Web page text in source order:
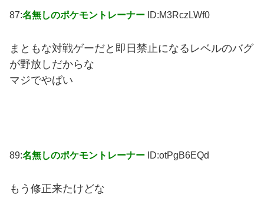
87:名無しのポケモントレーナー ID:M3RczLWf0
まともな対戦ゲーだと即日禁止になるレベルのバグ
が野放しだからな
マジでやばい
89:名無しのポケモントレーナー ID:otPgB6EQd
もう修正来たけどな